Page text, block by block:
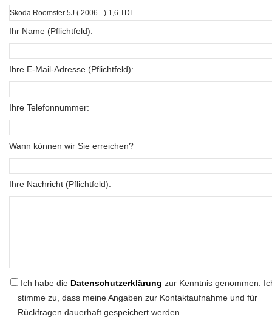
Ihr Name (Pflichtfeld):
Ihre E-Mail-Adresse (Pflichtfeld):
Ihre Telefonnummer:
Wann können wir Sie erreichen?
Ihre Nachricht (Pflichtfeld):
Ich habe die Datenschutzerklärung zur Kenntnis genommen.
stimme zu, dass meine Angaben zur Kontaktaufnahme und für
Rückfragen dauerhaft gespeichert werden.